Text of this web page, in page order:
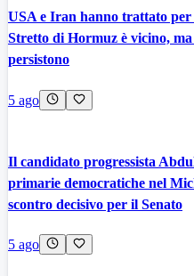
USA e Iran hanno trattato
Stretto di Hormuz è vicino,
persistono
5 ago
Il candidato progressista
primarie democratiche nel
scontro decisivo per il Senato
5 ago